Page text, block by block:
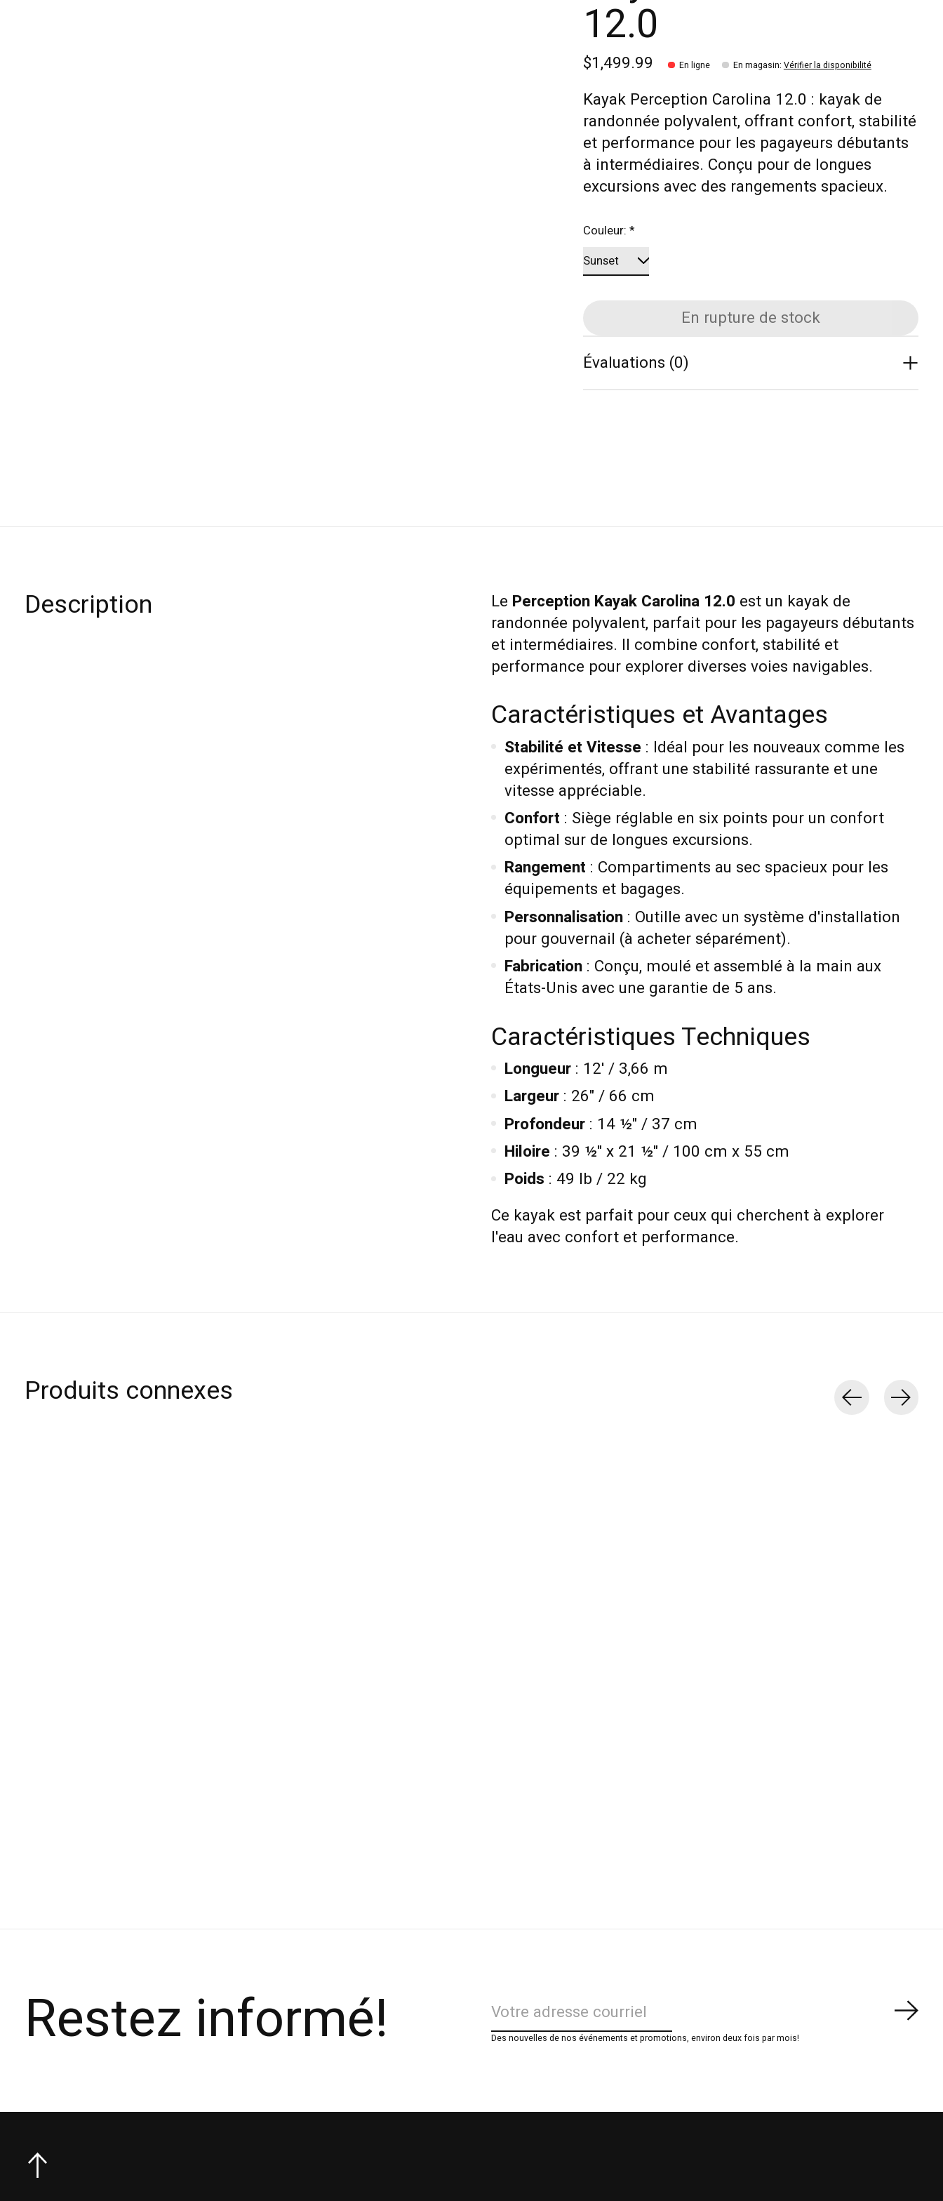
12.0
$1,499.99 En ligne En magasin: Vérifier la disponibilité
Kayak Perception Carolina 12.0 : kayak de
randonnée polyvalent, offrant confort, stabilité
et performance pour les pagayeurs débutants
à intermédiaires. Conçu pour de longues
excursions avec des rangements spacieux.
Couleur:*
En rupture de stock
Évaluations (0)
Description Le Perception Kayak Carolina 12.0 est un kayak de
randonnée polyvalent, parfait pour les pagayeurs débutants
et intermédiaires. Il combine confort, stabilité et
performance pour explorer diverses voies navigables.
Caractéristiques et Avantages
Stabilité et Vitesse : Idéal pour les nouveaux comme les
expérimentés, offrant une stabilité rassurante et une
vitesse appréciable.
Confort : Siège réglable en six points pour un confort
optimal sur de longues excursions.
Rangement : Compartiments au sec spacieux pour les
équipements et bagages.
Personnalisation: Outille avec un système d'installation
pour gouvernail (à acheter séparément).
Fabrication: Conçu, moulé et assemblé à la main aux
États-Unis avec une garantie de 5 ans.
Caractéristiques Techniques
Longueur: 12' / 3,66 m
Largeur: 26" / 66 cm
Profondeur: 14 ½" / 37 cm
Hiloire : 39 ½" x 21 ½" / 100 cm x 55 cm
Poids : 49 lb / 22 kg
Ce kayak est parfait pour ceux qui cherchent à explorer
l'eau avec confort et performance.
Produits connexes
Restez informé! Des nouvelles de nos événements et promotions, environ deux fois par mois!